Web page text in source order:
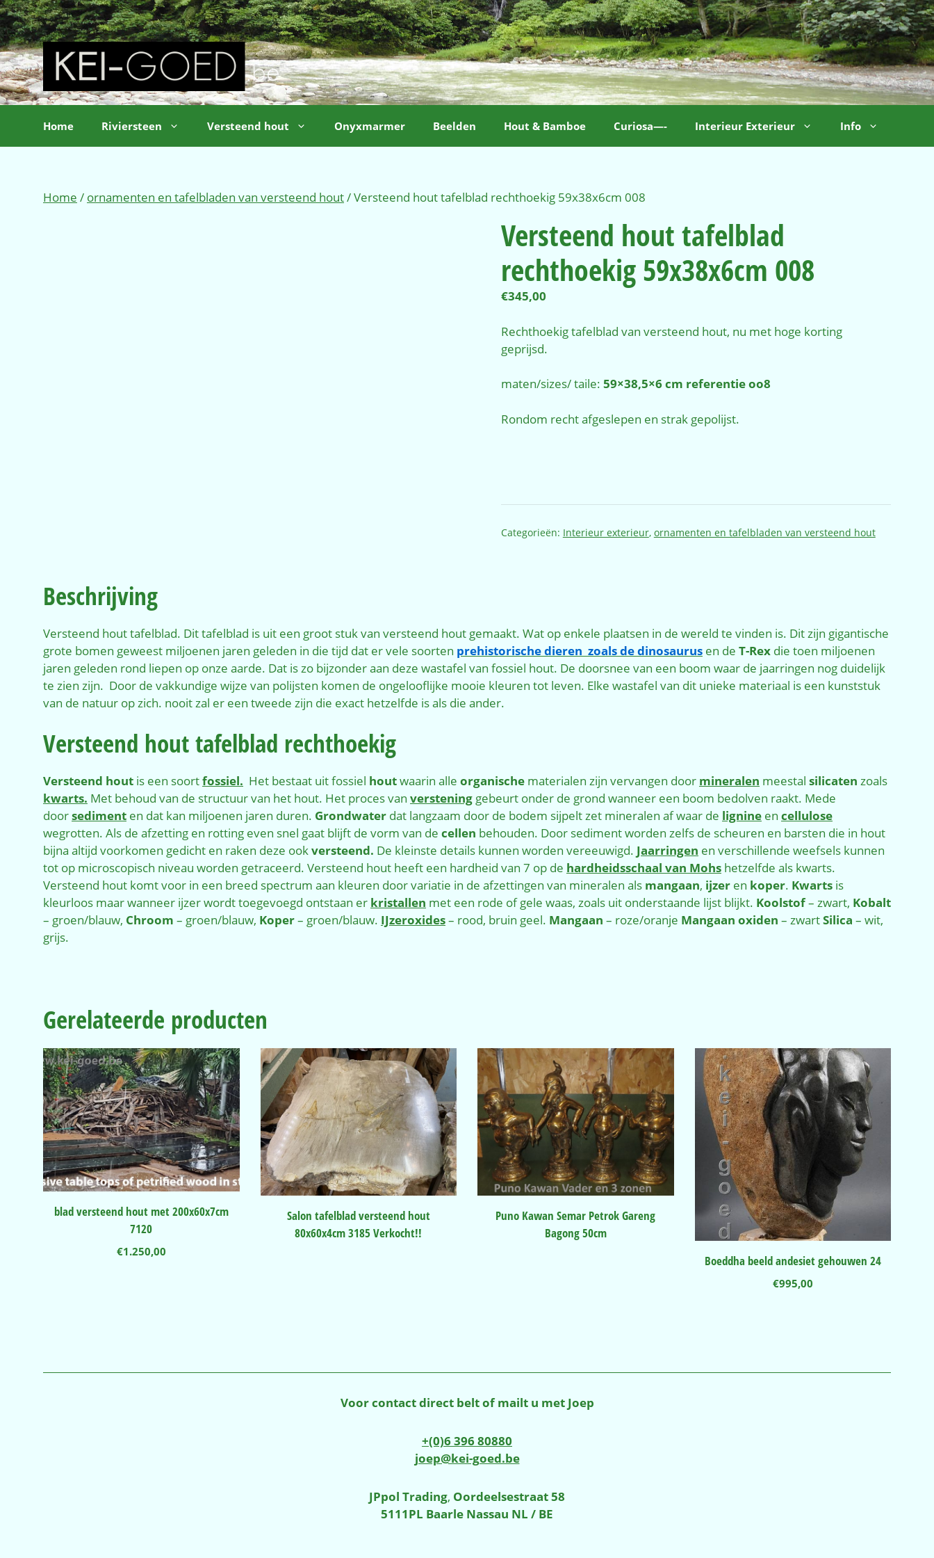
Ga
naar
de
inhoud
Home Riviersteen Versteend hout Onyxmarmer Beelden Hout & Bamboe Curiosa—- Interieur Exterieur Info
Home / ornamenten en tafelbladen van versteend hout/ Versteend hout tafelblad rechthoekig 59x38x6cm 008
Versteend hout tafelblad
rechthoekig 59x38x6cm 008
€345,00
Rechthoekig tafelblad van versteend hout, nu met hoge korting
geprijsd.
maten/sizes/ taile: 59×38,5×6 cm referentie oo8
Rondom recht afgeslepen en strak gepolijst.
Categorieën: Interieur exterieur, ornamenten en tafelbladen van versteend hout
Beschrijving
Versteend hout tafelblad. Dit tafelblad is uit een groot stuk van versteend hout gemaakt. Wat op enkele plaatsen in de wereld te vinden is. Dit zijn gigantische
grote bomen geweest miljoenen jaren geleden in die tijd dat er vele soorten prehistorische dieren zoals de dinosaurus en de T-Rex die toen miljoenen
jaren geleden rond liepen op onze aarde. Dat is zo bijzonder aan deze wastafel van fossiel hout. De doorsnee van een boom waar de jaarringen nog duidelijk
te zien zijn. Door de vakkundige wijze van polijsten komen de ongelooflijke mooie kleuren tot leven. Elke wastafel van dit unieke materiaal is een kunststuk
van de natuur op zich. nooit zal er een tweede zijn die exact hetzelfde is als die ander.
Versteend hout tafelblad rechthoekig
Versteend hout is een soortfossiel. Het bestaat uit fossiel houtwaarin alle organische materialen zijn vervangen door mineralen meestal silicaten zoals
kwarts. Met behoud van de structuur van het hout. Het proces van verstening gebeurt onder de grond wanneer een boom bedolven raakt. Mede
doorsediment en dat kan miljoenen jaren duren. Grondwater dat langzaam door de bodem sijpelt zet mineralen af waar de lignine en cellulose
wegrotten. Als de afzetting en rotting even snel gaat blijft de vorm van de cellen behouden. Door sediment worden zelfs de scheuren en barsten die in hout
bijna altijd voorkomen gedicht en raken deze ookversteend. De kleinste details kunnen worden vereeuwigd. Jaarringen en verschillende weefsels kunnen
tot op microscopisch niveau worden getraceerd. Versteend hout heeft een hardheid van 7 op de hardheidsschaal van Mohs hetzelfde als kwarts.
Versteend hout komt voor in een breed spectrum aan kleuren door variatie in de afzettingen van mineralen als mangaan, ijzer en koper. Kwarts is
kleurloos maar wanneer ijzer wordt toegevoegd ontstaan er kristallen met een rode of gele waas, zoals uit onderstaande lijst blijkt. Koolstof– zwart, Kobalt
– groen/blauw, Chroom – groen/blauw, Koper– groen/blauw. IJzeroxides– rood, bruin geel. Mangaan – roze/oranje Mangaan oxiden – zwartSilica – wit,
grijs.
Gerelateerde producten
blad versteend hout met 200x60x7cm
7120
€1.250,00
Salon tafelblad versteend hout
80x60x4cm 3185 Verkocht!!
Puno Kawan Semar Petrok Gareng
Bagong 50cm
Boeddha beeld andesiet gehouwen 24
€995,00
Voor contact direct belt of mailt u met Joep
+(0)6 396 80880
joep@kei-goed.be
JPpol Trading, Oordeelsestraat 58
5111PL Baarle Nassau NL / BE